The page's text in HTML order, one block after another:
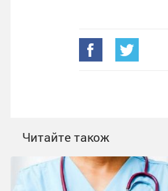
Читайте також